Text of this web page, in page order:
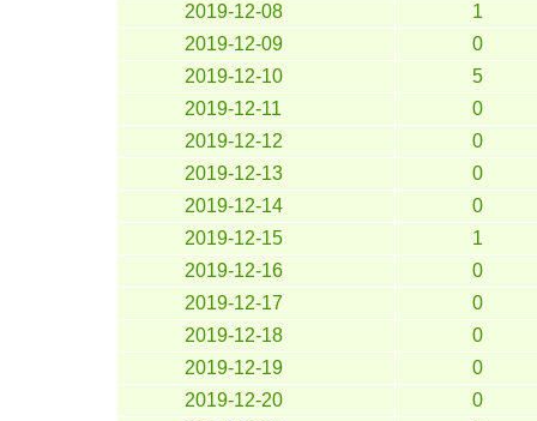
2019-12-08
1
2019-12-09
0
2019-12-10
5
2019-12-11
0
2019-12-12
0
2019-12-13
0
2019-12-14
0
2019-12-15
1
2019-12-16
0
2019-12-17
0
2019-12-18
0
2019-12-19
0
2019-12-20
0